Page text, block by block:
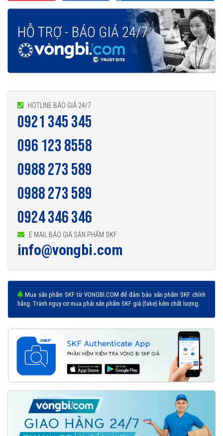
HOTLINE BÁO GIÁ 24/7
0921 345 345
096 123 8558
0988 273 589
0988 273 589
0924 346 346
E MAIL BÁO GIÁ SẢN PHẨM SKF
info@vongbi.com
Mua sản phẩm SKF từ VONGBI.COM để đảm bảo sản phẩm SKF chính
hãng. Tránh nguy cơ mua phải sản phẩm SKF giả (fake) kém chất lượng.